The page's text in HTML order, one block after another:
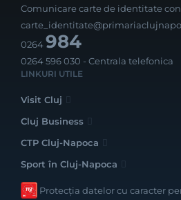
Comunicare carte de identitate
0264984
0264 596 030 - Centrala telefonica
LINKURI UTILE
Visit Cluj
Cluj Business
CTP Cluj-Napoca
Sport în Cluj-Napoca
Protecția datelor cu caracter